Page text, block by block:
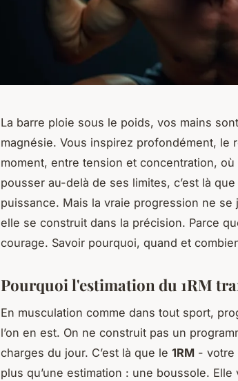
La barre ploie sous le poids, vos mains
magnésie. Vous inspirez profondément, le
moment, entre tension et concentration,
pousser au-delà de ses limites, c’est là
puissance. Mais la vraie progression ne se
elle se construit dans la précision. Parce
courage. Savoir pourquoi, quand et
Pourquoi l'estimation du 1RM
En musculation comme dans tout sport,
l’on en est. On ne construit pas un
charges du jour. C’est là que le 1RM - votre
plus qu’une estimation : une boussole.